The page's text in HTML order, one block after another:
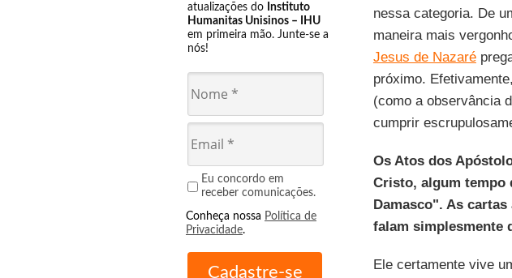
atualizações do Instituto
Humanitas Unisinos – IHU
em primeira mão. Junte-se a
nós!
Eu concordo em
receber comunicações.
Conheça nossa Política de
Privacidade.
nessa categoria. De
maneira mais
Jesus de Nazaré
próximo.
(como a observância
cumprir
Os Atos dos
Cristo, algum tempo
Damasco". As
falam simplesmente
Ele certamente vive